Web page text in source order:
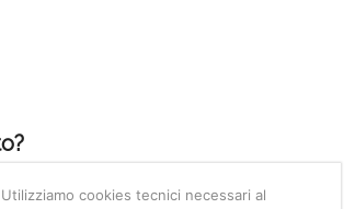
Utilizziamo cookies tecnici necessari al